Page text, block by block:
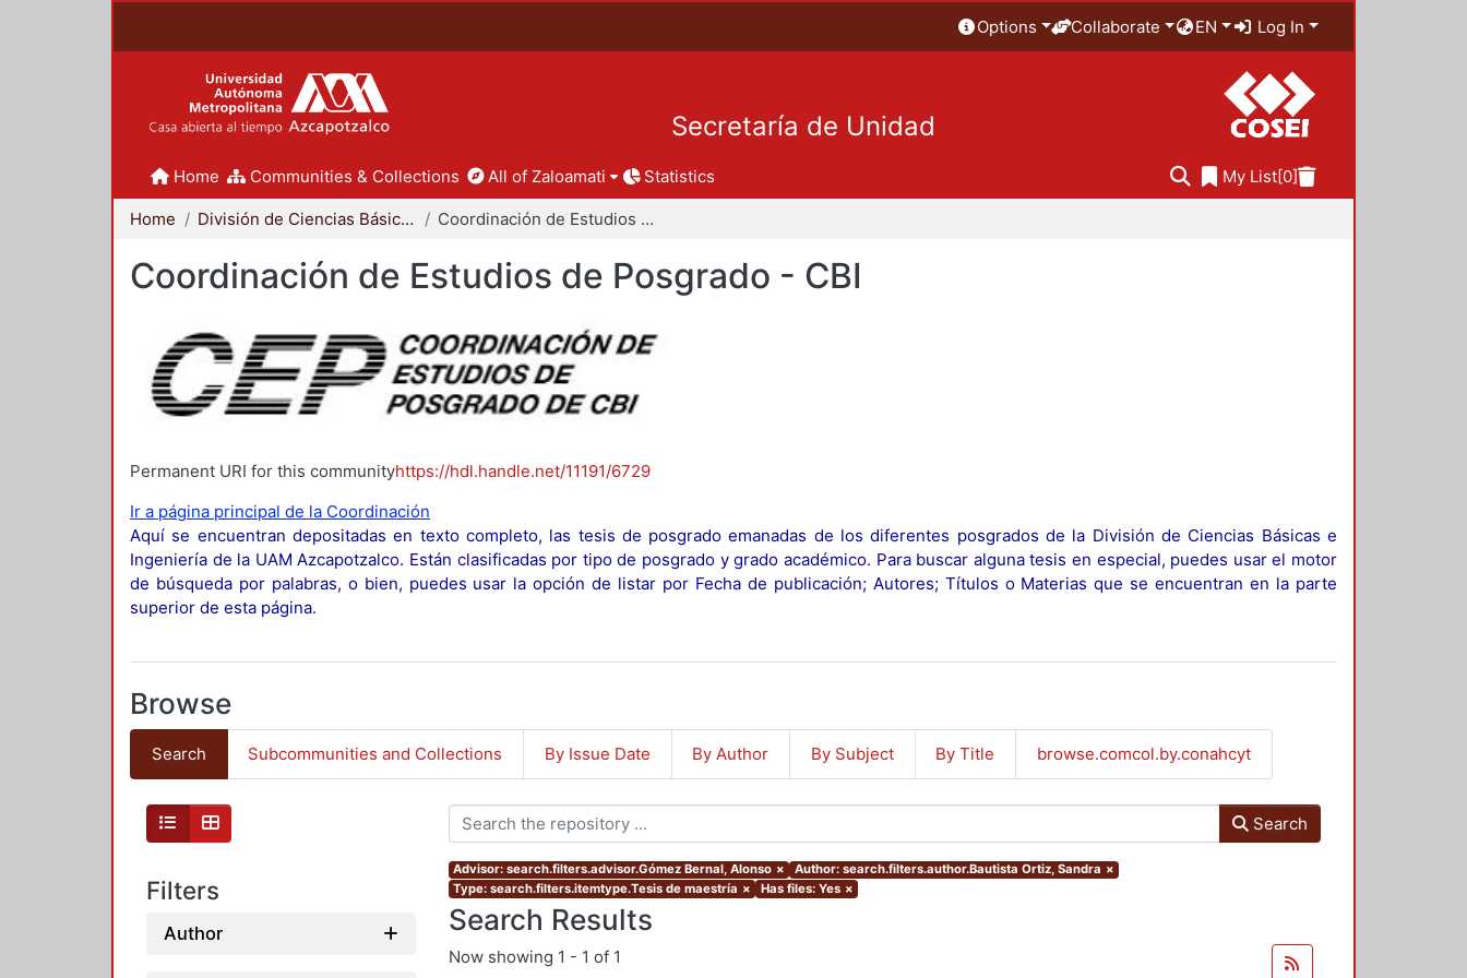
Options Collaborate EN Log In
Secretaría de Unidad
Home Communities & Collections All of Zaloamati Statistics My List[0]
Home División de Ciencias Básicas e Ingeniería Coordinación de Estudios de Posgrado - CBI
Coordinación de Estudios de Posgrado - CBI
Permanent URI for this communityhttps://hdl.handle.net/11191/6729
Ir a página principal de la Coordinación
Aquí se encuentran depositadas en texto completo, las tesis de posgrado emanadas de los diferentes posgrados de la División de Ciencias Básicas e
Ingeniería de la UAM Azcapotzalco. Están clasificadas por tipo de posgrado y grado académico. Para buscar alguna tesis en especial, puedes usar el motor
de búsqueda por palabras, o bien, puedes usar la opción de listar por Fecha de publicación; Autores; Títulos o Materias que se encuentran en la parte
superior de esta página.
Browse
Search Subcommunities and Collections By Issue Date By Author By Subject By Title browse.comcol.by.conahcyt
Filters
Author
Search
Advisor: search.filters.advisor.Gómez Bernal, Alonso × Author: search.filters.author.Bautista Ortiz, Sandra ×
Type: search.filters.itemtype.Tesis de maestría × Has files: Yes ×
Search Results
Now showing 1 - 1 of 1